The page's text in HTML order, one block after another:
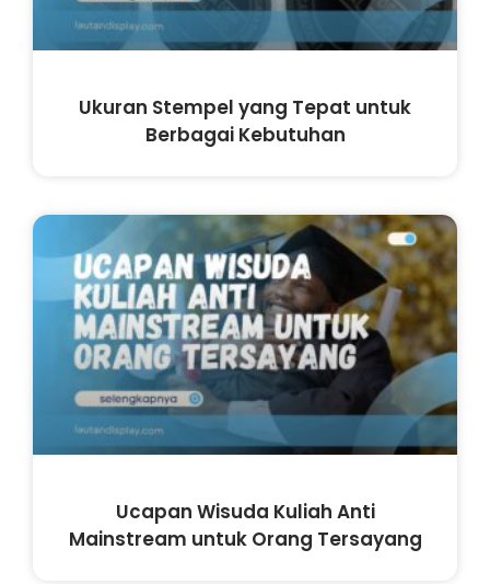
Ukuran Stempel yang Tepat untuk
Berbagai Kebutuhan
Ucapan Wisuda Kuliah Anti
Mainstream untuk Orang Tersayang